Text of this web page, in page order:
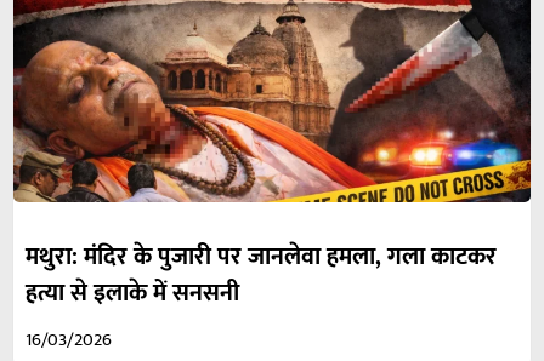
मथुरा: मंदिर के पुजारी पर जानलेवा हमला, गला काटकर
हत्या से इलाके में सनसनी
16/03/2026